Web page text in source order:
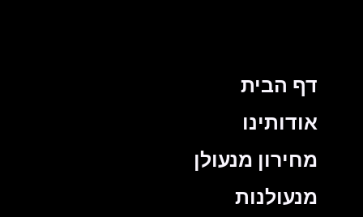
דף הבית
אודותינו
מחירון מנעולן
מנעולנות